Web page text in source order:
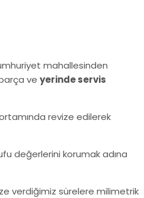
mahallesinden
ve yerinde servis
revize edilerek
değerlerini korumak adına
verdiğimiz sürelere milimetrik